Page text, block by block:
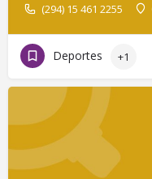
(294) 15 461 2255
Deportes +1